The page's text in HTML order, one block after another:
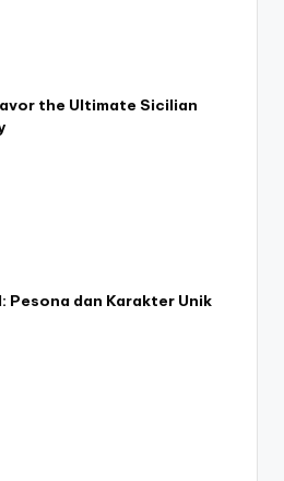
the Ultimate Sicilian
Pesona dan Karakter Unik